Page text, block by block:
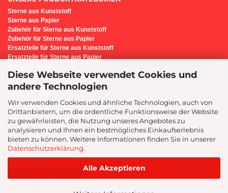
Diese Webseite verwendet Cookies und
andere Technologien
Wir verwenden Cookies und ähnliche Technologien, auch von
Drittanbietern, um die ordentliche Funktionsweise der Website
zu gewährleisten, die Nutzung unseres Angebotes zu
analysieren und Ihnen ein bestmögliches Einkaufserlebnis
bieten zu können. Weitere Informationen finden Sie in unserer
Datenschutzerklärung.
Alle Akzeptieren
Sterne aus Kunststoff
Sterne aus Papier
Zubehör für Sterne aus Kunststoff
Zubehör für Sterne aus Papier
Ersatzteile für Sterne aus Kunststoff
Ersatzteile für Sterne aus Papier
Bastel-Set i6
Lichterbogen
Sternenleuchte
Präsente/Geschenkideen
Geschenk-Gutscheine
Montage-Service